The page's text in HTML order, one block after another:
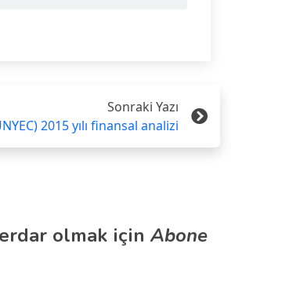
Sonraki Yazı
2015 yılı finansal analizi
olmak için Abone